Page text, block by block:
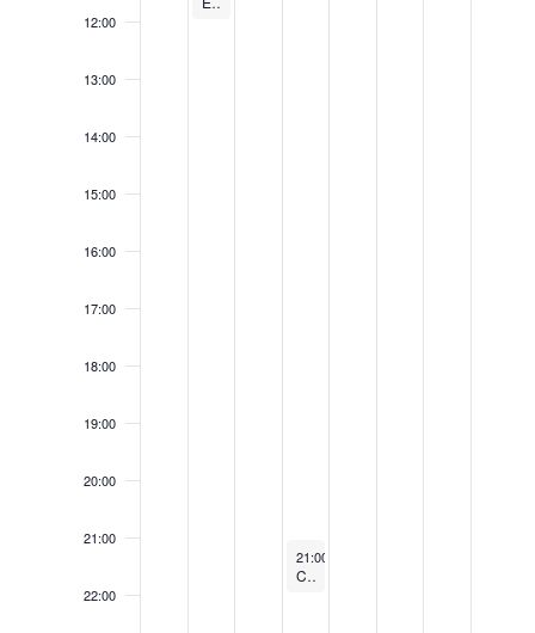
12:00
13:00
14:00
15:00
16:00
17:00
18:00
19:00
20:00
21:00
22:00
August 6, 2026
21:00
Concierto «Mansaborá Folk»